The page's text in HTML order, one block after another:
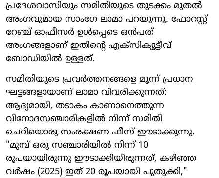
പ്രദേശവാസിയും സമിതിയുടെ തുടക്കം മുതൽ
അംഗവുമായ സാംഗേ ലാമാ പറയുന്നു. ഫോറസ്റ്റ്
റേഞ്ച് ഓഫീസർ ഉൾപ്പെടെ ഒൻപത്
അംഗങ്ങളാണ് ഇതിന്റെ എക്സിക്യൂട്ടീവ്
ബോഡിയിൽ ഉള്ളത്.
സമിതിയുടെ പ്രവർത്തനങ്ങളെ മൂന്ന് പ്രധാന
ഘട്ടങ്ങളായാണ് ലാമാ വിവരിക്കുന്നത്:
ആദ്യമായി, തടാകം കാണാനെത്തുന്ന
വിനോദസഞ്ചാരികളിൽ നിന്ന് സമിതി
ചെറിയൊരു സംരക്ഷണ ഫീസ് ഈടാക്കുന്നു.
"മുമ്പ് ഒരു സഞ്ചാരിയിൽ നിന്ന് 10
രൂപയായിരുന്നു ഈടാക്കിയിരുന്നത്, കഴിഞ്ഞ
വർഷം (2025) ഇത് 20 രൂപയായി പുതുക്കി,"